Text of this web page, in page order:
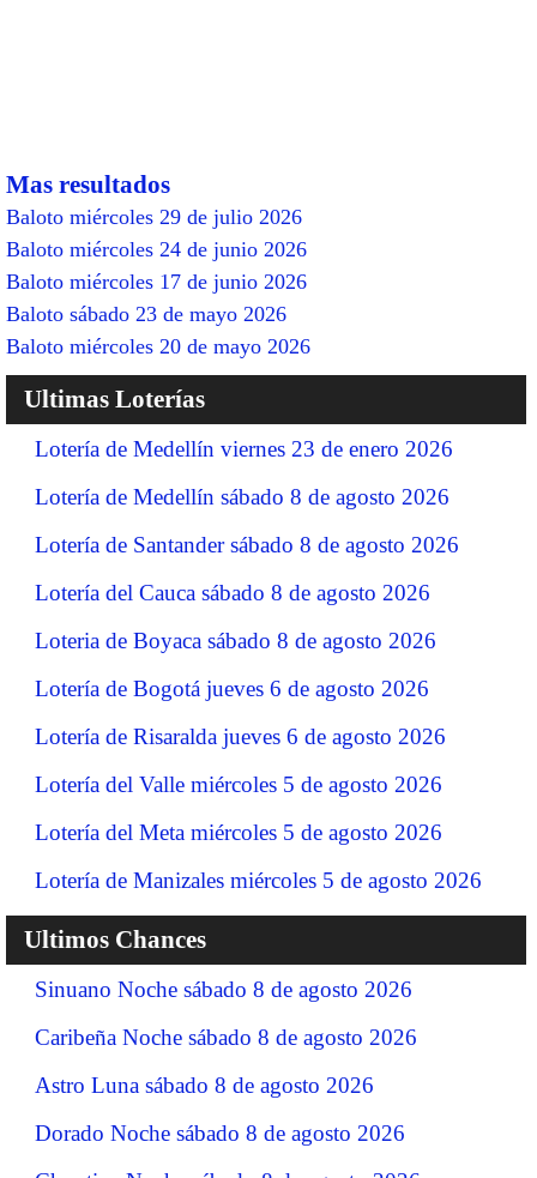
Mas resultados
Baloto miércoles 29 de julio 2026
Baloto miércoles 24 de junio 2026
Baloto miércoles 17 de junio 2026
Baloto sábado 23 de mayo 2026
Baloto miércoles 20 de mayo 2026
Ultimas Loterías
Lotería de Medellín viernes 23 de enero 2026
Lotería de Medellín sábado 8 de agosto 2026
Lotería de Santander sábado 8 de agosto 2026
Lotería del Cauca sábado 8 de agosto 2026
Loteria de Boyaca sábado 8 de agosto 2026
Lotería de Bogotá jueves 6 de agosto 2026
Lotería de Risaralda jueves 6 de agosto 2026
Lotería del Valle miércoles 5 de agosto 2026
Lotería del Meta miércoles 5 de agosto 2026
Lotería de Manizales miércoles 5 de agosto 2026
Ultimos Chances
Sinuano Noche sábado 8 de agosto 2026
Caribeña Noche sábado 8 de agosto 2026
Astro Luna sábado 8 de agosto 2026
Dorado Noche sábado 8 de agosto 2026